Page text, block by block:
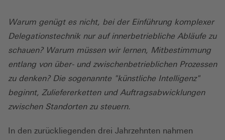
Warum genügt es nicht, bei der Einführung komplexer
Delegationstechnik nur auf innerbetriebliche Abläufe zu
schauen? Warum müssen wir lernen, Mitbestimmung
entlang von über- und zwischenbetrieblichen Prozessen
zu denken? Die sogenannte "künstliche Intelligenz"
beginnt, Zuliefererketten und Auftragsabwicklungen
zwischen Standorten zu steuern.
In den zurückliegenden drei Jahrzehnten nahmen